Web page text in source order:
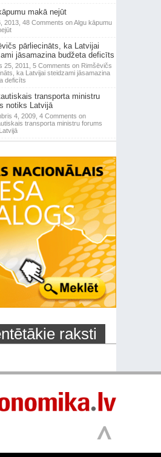
makā nejūt
2013, 48 Comments on Algu kāpumu
pārliecināts, ka Latvijai
jāsamazina budžeta deficīts
25, 2011, 5 Comments on Rimšēvičs
ka Latvijai steidzami jāsamazina
deficīts
transporta ministru
notiks Latvijā
4, 2009, 4 Comments on
transporta ministru forums
raksti